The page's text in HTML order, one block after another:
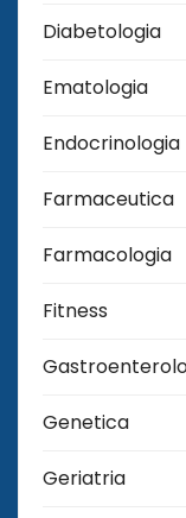
Diabetologia
Ematologia
Endocrinologia
Farmaceutica
Farmacologia
Fitness
Genetica
Geriatria